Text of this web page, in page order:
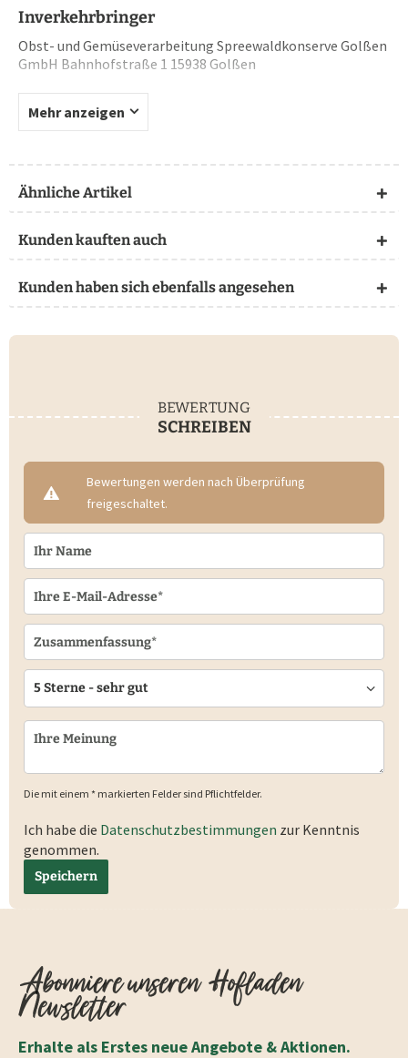
Inverkehrbringer
Obst- und Gemüseverarbeitung Spreewaldkonserve Golßen
GmbH Bahnhofstraße 1 15938 Golßen
Mehr anzeigen
Ähnliche Artikel
Kunden kauften auch
Kunden haben sich ebenfalls angesehen
BEWERTUNG
SCHREIBEN
Bewertungen werden nach Überprüfung
freigeschaltet.
Die mit einem * markierten Felder sind Pflichtfelder.
Ich habe die Datenschutzbestimmungen zur Kenntnis
genommen.
Speichern
Abonniere unseren Hofladen
Newsletter
Erhalte als Erstes neue Angebote & Aktionen.